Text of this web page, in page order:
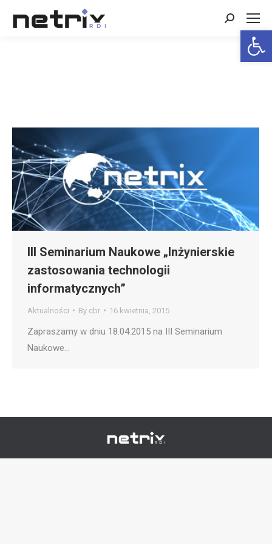
Search:
III Seminarium Naukowe „Inżynierskie
zastosowania technologii
informatycznych”
Aktualności By cbr 16 kwietnia, 2015
Zapraszamy w dniu 18.04.2015 na III Seminarium
Naukowe…